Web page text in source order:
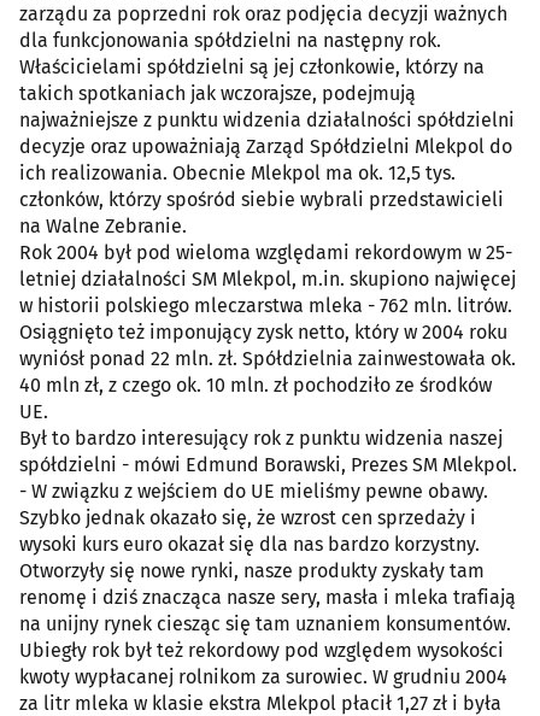
zarządu za poprzedni rok oraz podjęcia decyzji ważnych
dla funkcjonowania spółdzielni na następny rok.
Właścicielami spółdzielni są jej członkowie, którzy na
takich spotkaniach jak wczorajsze, podejmują
najważniejsze z punktu widzenia działalności spółdzielni
decyzje oraz upoważniają Zarząd Spółdzielni Mlekpol do
ich realizowania. Obecnie Mlekpol ma ok. 12,5 tys.
członków, którzy spośród siebie wybrali przedstawicieli
na Walne Zebranie.
Rok 2004 był pod wieloma względami rekordowym w 25-
letniej działalności SM Mlekpol, m.in. skupiono najwięcej
w historii polskiego mleczarstwa mleka - 762 mln. litrów.
Osiągnięto też imponujący zysk netto, który w 2004 roku
wyniósł ponad 22 mln. zł. Spółdzielnia zainwestowała ok.
40 mln zł, z czego ok. 10 mln. zł pochodziło ze środków
UE.
Był to bardzo interesujący rok z punktu widzenia naszej
spółdzielni - mówi Edmund Borawski, Prezes SM Mlekpol.
- W związku z wejściem do UE mieliśmy pewne obawy.
Szybko jednak okazało się, że wzrost cen sprzedaży i
wysoki kurs euro okazał się dla nas bardzo korzystny.
Otworzyły się nowe rynki, nasze produkty zyskały tam
renomę i dziś znacząca nasze sery, masła i mleka trafiają
na unijny rynek ciesząc się tam uznaniem konsumentów.
Ubiegły rok był też rekordowy pod względem wysokości
kwoty wypłacanej rolnikom za surowiec. W grudniu 2004
za litr mleka w klasie ekstra Mlekpol płacił 1,27 zł i była